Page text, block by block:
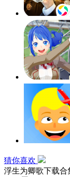
猜你喜欢
浮生为卿歌下载合